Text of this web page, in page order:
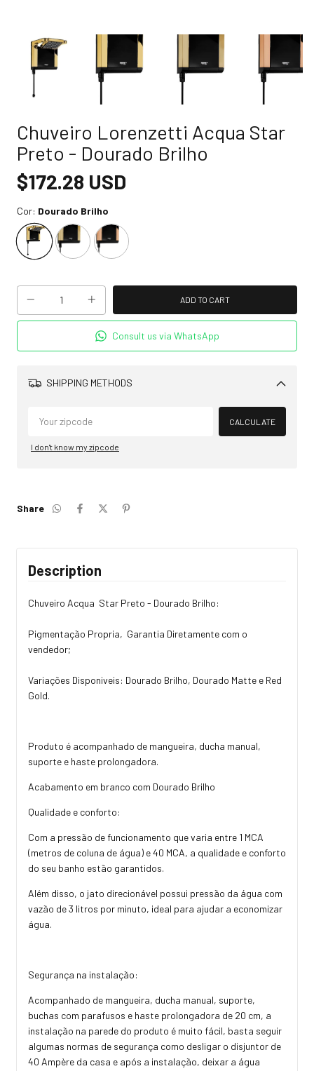
Chuveiro Lorenzetti Acqua Star
Preto - Dourado Brilho
$172.28 USD
Cor: Dourado Brilho
Consult us via WhatsApp
SHIPPING METHODS
Change
zipcode
CALCULATE
I don't know my zipcode
Share
Description
Chuveiro Acqua Star Preto - Dourado Brilho:
Pigmentação Propria, Garantia Diretamente com o
vendedor;
Variações Disponiveis: Dourado Brilho, Dourado Matte e Red
Gold.
Produto é acompanhado de mangueira, ducha manual,
suporte e haste prolongadora.
Acabamento em branco com Dourado Brilho
Qualidade e conforto:
Com a pressão de funcionamento que varia entre 1 MCA
(metros de coluna de água) e 40 MCA, a qualidade e conforto
do seu banho estão garantidos.
Além disso, o jato direcionável possui pressão da água com
vazão de 3 litros por minuto, ideal para ajudar a economizar
água.
Segurança na instalação:
Acompanhado de mangueira, ducha manual, suporte,
buchas com parafusos e haste prolongadora de 20 cm, a
instalação na parede do produto é muito fácil, basta seguir
algumas normas de segurança como desligar o disjuntor de
40 Ampère da casa e após a instalação, deixar a água